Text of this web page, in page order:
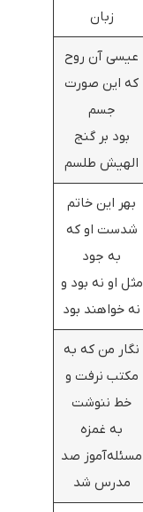
زبان
عیسی آن روح
که این صورت
جسم
بود بر گنج
الهیش طلسم
بهر این خاتم
شدست او که
به جود
مثل او نه بود و
نه خواهند بود
نگار من که به
مکتب نرفت و
خط ننوشت
به غمزه
مسئله‌آموز صد
مدرس شد